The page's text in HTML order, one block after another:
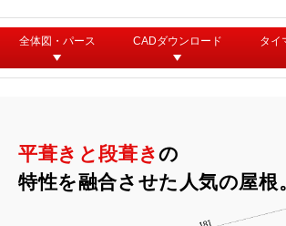
Viカバー50
カナメシャープ樋
お問い合わせ
全体図・パース CADダウンロード タイ
平葺きと段葺きの
特性を融合させた人気の屋根